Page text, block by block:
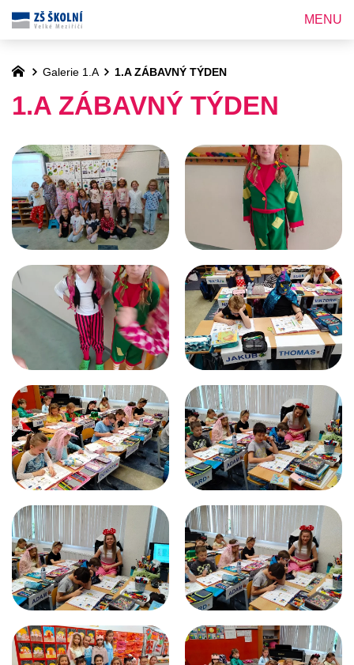
Galerie 1.A 1.A ZÁBAVNÝ TÝDEN
1.A ZÁBAVNÝ TÝDEN
MENU